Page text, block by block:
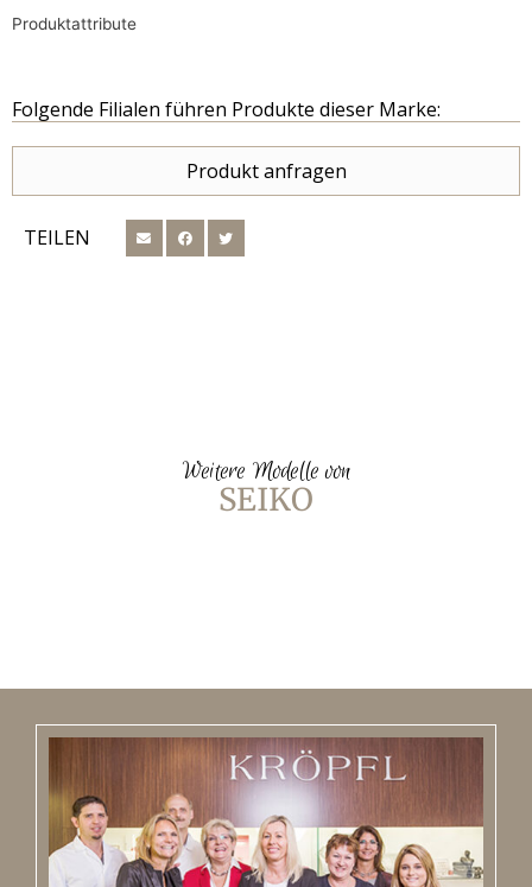
Produktattribute
Folgende Filialen führen Produkte dieser Marke:
Produkt anfragen
TEILEN
Weitere Modelle von
SEIKO